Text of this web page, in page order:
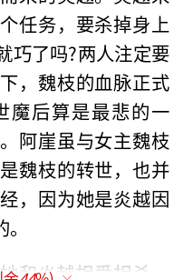
任务，要杀掉身上
巧了吗?两人注定要
，魏枝的血脉正式
魔后算是最悲的一
阿崖虽与女主魏枝
魏枝的转世，也并
，因为她是炎越因
和炎越相爱相杀，